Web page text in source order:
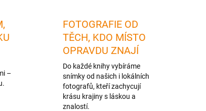
–
FOTOGRAFIE OD
TĚCH, KDO MÍSTO
OPRAVDU ZNAJÍ
Do každé knihy vybíráme
snímky od našich i lokálních
fotografů, kteří zachycují
krásu krajiny s láskou a
znalostí.